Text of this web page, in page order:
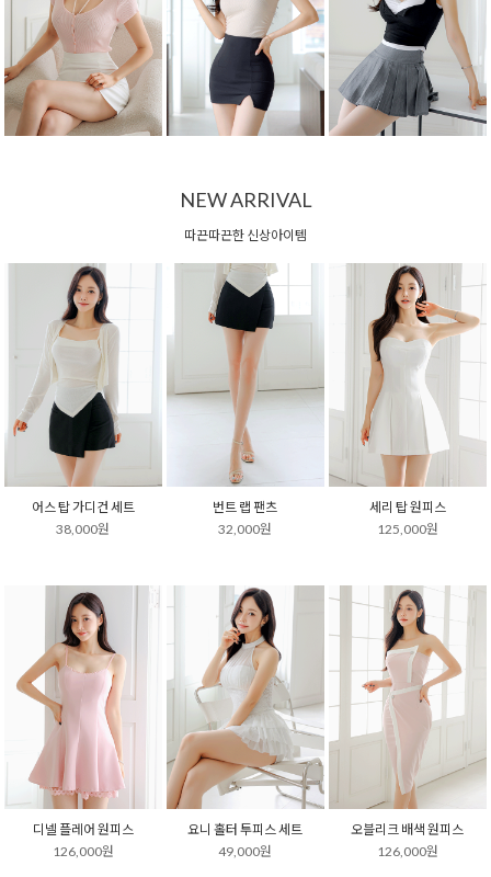
NEW ARRIVAL
따끈따끈한 신상아이템
어스 탑 가디건 세트
38,000원
번트 랩 팬츠
32,000원
세리 탑 원피스
125,000원
디넬 플레어 원피스
126,000원
요니 홀터 투피스 세트
49,000원
오블리크 배색 원피스
126,000원